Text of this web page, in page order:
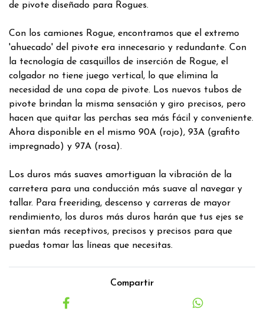
de pivote diseñado para Rogues.
Con los camiones Rogue, encontramos que el extremo
'ahuecado' del pivote era innecesario y redundante. Con
la tecnología de casquillos de inserción de Rogue, el
colgador no tiene juego vertical, lo que elimina la
necesidad de una copa de pivote. Los nuevos tubos de
pivote brindan la misma sensación y giro precisos, pero
hacen que quitar las perchas sea más fácil y conveniente.
Ahora disponible en el mismo 90A (rojo), 93A (grafito
impregnado) y 97A (rosa).
Los duros más suaves amortiguan la vibración de la
carretera para una conducción más suave al navegar y
tallar. Para freeriding, descenso y carreras de mayor
rendimiento, los duros más duros harán que tus ejes se
sientan más receptivos, precisos y precisos para que
puedas tomar las líneas que necesitas.
Compartir